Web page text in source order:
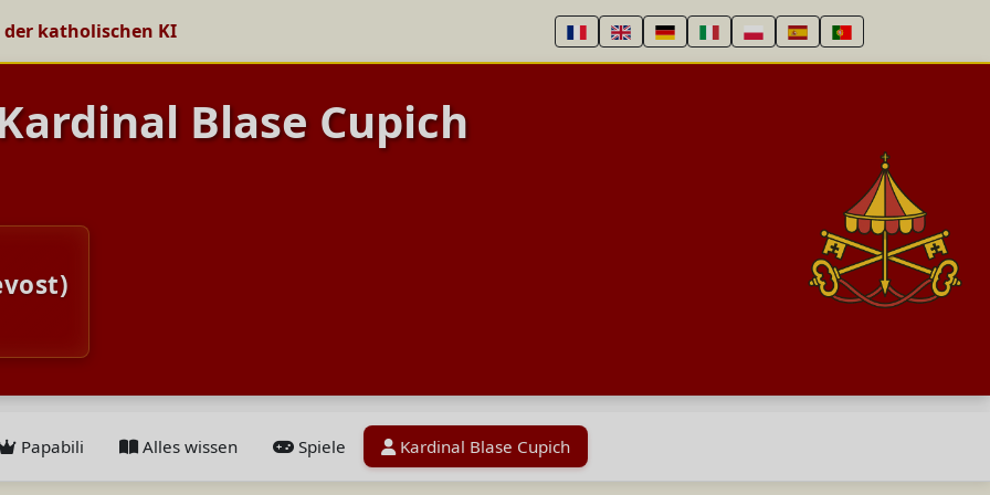
der katholischen KI
Blase Cupich
Papabili Alles wissen Spiele Kardinal Blase Cupich